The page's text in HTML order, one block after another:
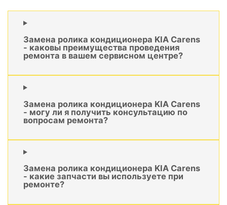
Замена ролика кондиционера KIA Carens
- каковы преимущества проведения
ремонта в вашем сервисном центре?
Замена ролика кондиционера KIA Carens
- могу ли я получить консультацию по
вопросам ремонта?
Замена ролика кондиционера KIA Carens
- какие запчасти вы используете при
ремонте?